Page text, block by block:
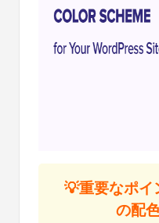
💡重要なポイ
の配